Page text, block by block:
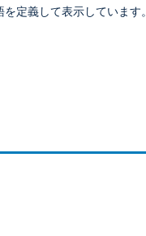
定義して表示しています。